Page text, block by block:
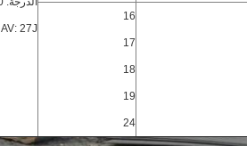
AV: 27J
16
17
18
19
24